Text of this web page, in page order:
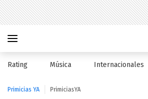
Rating Música Internacionales
Primicias YA PrimiciasYA